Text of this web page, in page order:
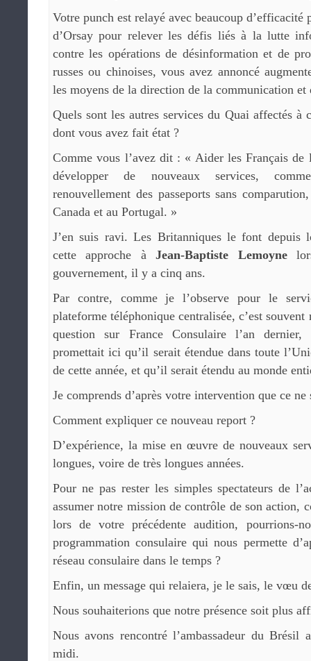
Votre punch est relayé avec beaucoup
d’Orsay pour relever les défis liés à la lutte
contre les opérations de désinformation et de
russes ou chinoises, vous avez annoncé
les moyens de la direction de la communication et
Quels sont les autres services du Quai affectés à
dont vous avez fait état ?
Comme vous l’avez dit : « Aider les Français de
développer de nouveaux services,
renouvellement des passeports sans
Canada et au Portugal. »
J’en suis ravi. Les Britanniques le font depuis
cette approche àJean-Baptiste Lemoyne
gouvernement, il y a cinq ans.
Par contre, comme je l’observe pour le
plateforme téléphonique centralisée, c’est souvent
question sur France Consulaire l’an dernier,
promettait ici qu’il serait étendue dans toute
de cette année, et qu’il serait étendu au monde
Je comprends d’après votre intervention que ce ne
Comment expliquer ce nouveau report ?
D’expérience, la mise en œuvre de nouveaux
longues, voire de très longues années.
Pour ne pas rester les simples spectateurs de
assumer notre mission de contrôle de son action,
lors de votre précédente audition, pourrions-
programmation consulaire qui nous permette
réseau consulaire dans le temps ?
Enfin, un message qui relaiera, je le sais, le vœu
Nous souhaiterions que notre présence soit plus
Nous avons rencontré l’ambassadeur du Brésil
midi.